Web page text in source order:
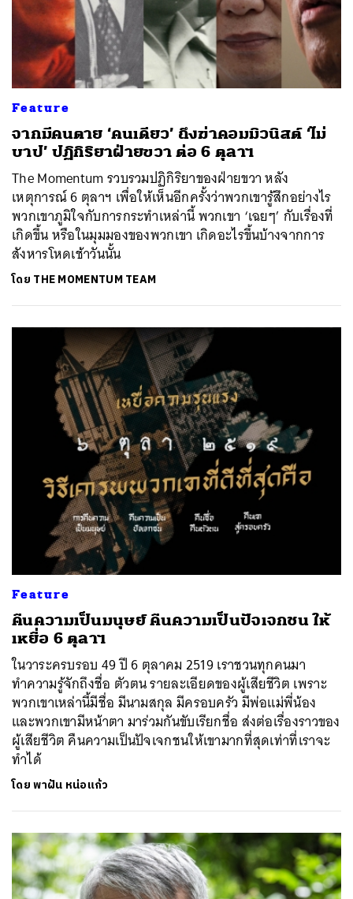
Feature
จากมีคนตาย ‘คนเดียว’ ถึงฆ่าคอมมิวนิสต์ ‘ไม่
บาป’ ปฏิกิริยาฝ่ายขวา ต่อ 6 ตุลาฯ
The Momentum รวบรวมปฏิกิริยาของฝ่ายขวา หลัง
เหตุการณ์ 6 ตุลาฯ เพื่อให้เห็นอีกครั้งว่าพวกเขารู้สึกอย่างไร
พวกเขาภูมิใจกับการกระทำเหล่านี้ พวกเขา ‘เฉยๆ’ กับเรื่องที่
เกิดขึ้น หรือในมุมมองของพวกเขา เกิดอะไรขึ้นบ้างจากการ
สังหารโหดเช้าวันนั้น
โดย THE MOMENTUM TEAM
Feature
คืนความเป็นมนุษย์ คืนความเป็นปัจเจกชน ให้
เหยื่อ 6 ตุลาฯ
ในวาระครบรอบ 49 ปี 6 ตุลาคม 2519 เราชวนทุกคนมา
ทำความรู้จักถึงชื่อ ตัวตน รายละเอียดของผู้เสียชีวิต เพราะ
พวกเขาเหล่านี้มีชื่อ มีนามสกุล มีครอบครัว มีพ่อแม่พี่น้อง
และพวกเขามีหน้าตา มาร่วมกันขับเรียกชื่อ ส่งต่อเรื่องราวของ
ผู้เสียชีวิต คืนความเป็นปัจเจกชนให้เขามากที่สุดเท่าที่เราจะ
ทำได้
โดยพาฝัน หน่อแก้ว